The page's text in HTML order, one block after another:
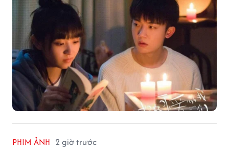
PHIM ẢNH 2 giờ trước